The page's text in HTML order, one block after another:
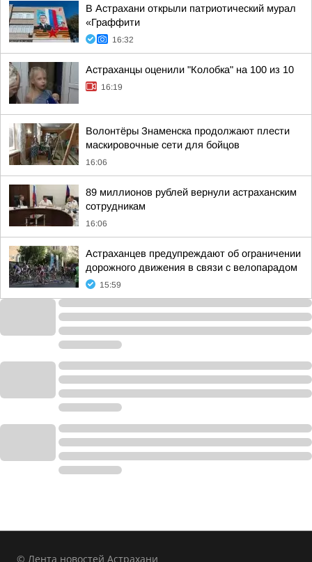
В Астрахани открыли патриотический мурал
«Граффити
16:32
Астраханцы оценили "Колобка" на 100 из 10
16:19
Волонтёры Знаменска продолжают плести
маскировочные сети для бойцов
16:06
89 миллионов рублей вернули астраханским
сотрудникам
16:06
Астраханцев предупреждают об ограничении
дорожного движения в связи с велопарадом
15:59
© Лента новостей Астрахани